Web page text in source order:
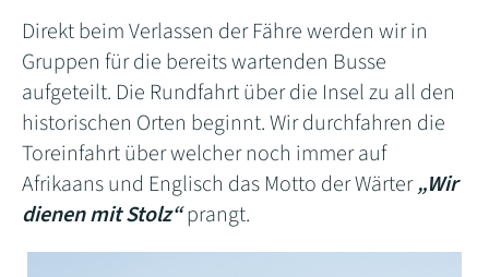
Direkt beim Verlassen der Fähre werden wir in
Gruppen für die bereits wartenden Busse
aufgeteilt. Die Rundfahrt über die Insel zu all den
historischen Orten beginnt. Wir durchfahren die
Toreinfahrt über welcher noch immer auf
Afrikaans und Englisch das Motto der Wärter„Wir
dienen mit Stolz“prangt.